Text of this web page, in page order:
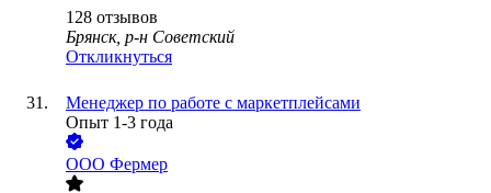
128 отзывов
Брянск, р-н Советский
Откликнуться
Менеджер по работе с маркетплейсами
Опыт 1-3 года
ООО Фермер